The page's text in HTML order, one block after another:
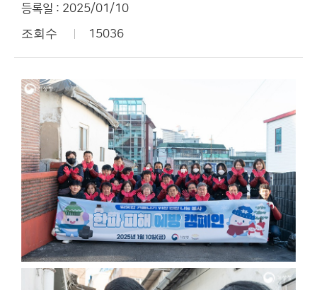
등록일 : 2025/01/10
조회수 15036